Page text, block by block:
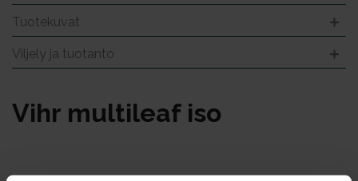
Tuotekuvat
Viljely ja tuotanto
Vihr mul­ti­leaf iso